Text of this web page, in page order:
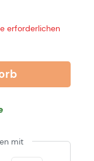
erforderlichen
mit